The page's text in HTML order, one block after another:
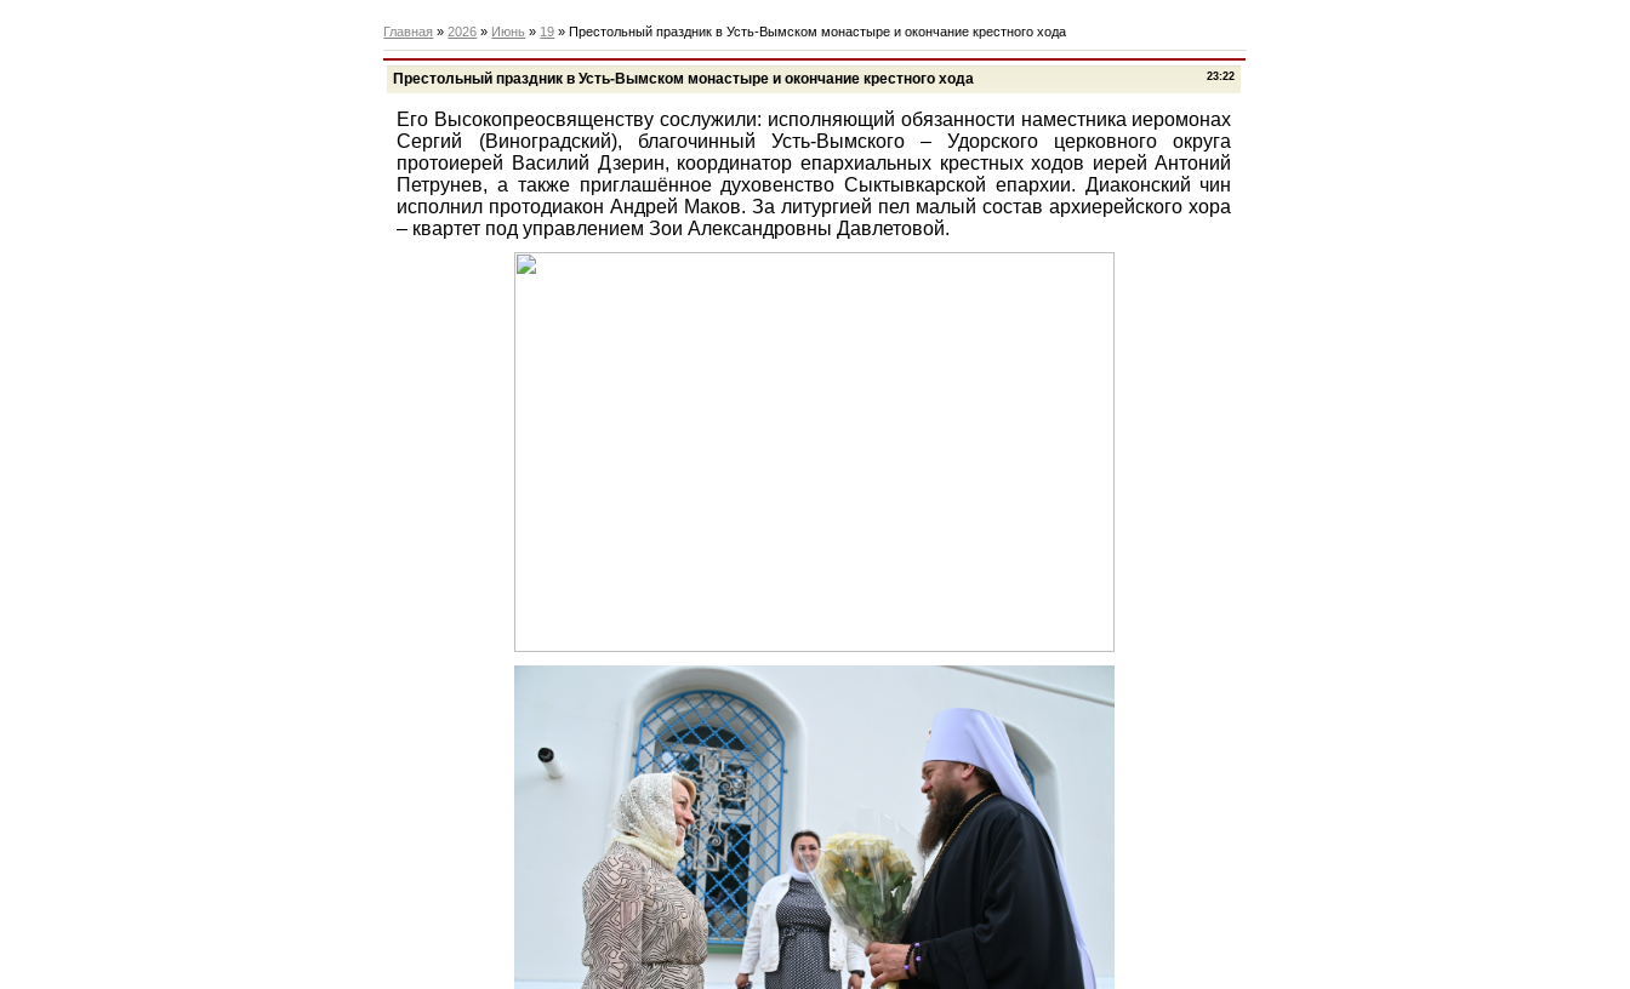
Главная »2026 » Июнь » 19 » Престольный праздник в Усть-Вымском монастыре и окончание крестного хода
23:22
Престольный праздник в Усть-Вымском монастыре и окончание крестного хода
Его Высокопреосвященству сослужили: исполняющий обязанности наместника иеромонах
Сергий (Виноградский), благочинный Усть-Вымского – Удорского церковного округа
протоиерей Василий Дзерин, координатор епархиальных крестных ходов иерей Антоний
Петрунев, а также приглашённое духовенство Сыктывкарской епархии. Диаконский чин
исполнил протодиакон Андрей Маков. За литургией пел малый состав архиерейского хора
– квартет под управлением Зои Александровны Давлетовой.